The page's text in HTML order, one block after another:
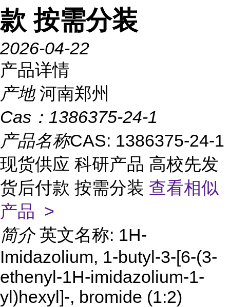
款 按需分装
2026-04-22
产品详情
产地 河南郑州
Cas： 1386375-24-1
产品名称CAS: 1386375-24-1
现货供应 科研产品 高校先发
货后付款 按需分装 查看相似
产品 >
简介 英文名称: 1H-
Imidazolium, 1-butyl-3-[6-(3-
ethenyl-1H-imidazolium-1-
yl)hexyl]-, bromide (1:2)